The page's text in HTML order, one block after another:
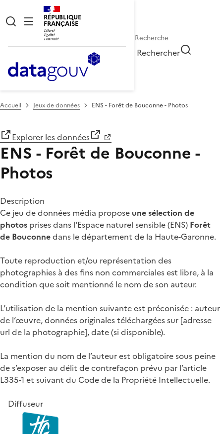
RÉPUBLIQUE
FRANÇAISE
Rechercher
Accueil Jeux de données ENS - Forêt de Bouconne - Photos
Explorer les données
ENS - Forêt de Bouconne -
Photos
Description
Ce jeu de données média propose une sélection de
photos prises dans l'Espace naturel sensible (ENS) Forêt
de Bouconnedans le département de la Haute-Garonne.
Toute reproduction et/ou représentation des
photographies à des fins non commerciales est libre, à la
condition que soit mentionné le nom de son auteur.
L’utilisation de la mention suivante est préconisée : auteur
de l’œuvre, données originales téléchargées sur [adresse
url de la photographie], date (si disponible).
La mention du nom de l’auteur est obligatoire sous peine
de s’exposer au délit de contrefaçon prévu par l’article
L335-1 et suivant du Code de la Propriété Intellectuelle.
Diffuseur